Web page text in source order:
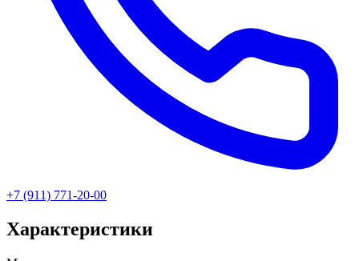
+7 (911) 771-20-00
Характеристики